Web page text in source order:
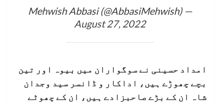
— Mehwish Abbasi (@AbbasiMehwish)
August 27, 2022
امداد حسینی نے سوگواران میں بیوہ اور تین
بچے چھوڑے ہیں، اداکار و ڈانسر سید وجدان
شاہ ان کے بڑے صاحبزادے ہیں، ان کے چھوٹے